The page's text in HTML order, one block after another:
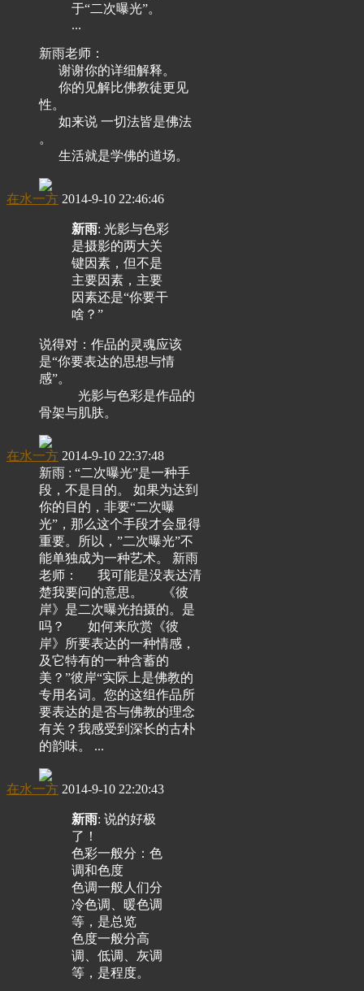
于“二次曝光”。
...
新雨老师：
谢谢你的详细解释。
你的见解比佛教徒更见
性。
如来说 一切法皆是佛法
。
生活就是学佛的道场。
在水一方 2014-9-10 22:46:46
新雨: 光影与色彩
是摄影的两大关
键因素，但不是
主要因素，主要
因素还是“你要干
啥？”
说得对：作品的灵魂应该
是“你要表达的思想与情
感”。
光影与色彩是作品的
骨架与肌肤。
在水一方 2014-9-10 22:37:48
新雨 : “二次曝光”是一种手
段，不是目的。 如果为达到
你的目的，非要“二次曝
光”，那么这个手段才会显得
重要。所以，”二次曝光”不
能单独成为一种艺术。 新雨
老师： 我可能是没表达清
楚我要问的意思。 《彼
岸》是二次曝光拍摄的。是
吗？ 如何来欣赏《彼
岸》所要表达的一种情感，
及它特有的一种含蓄的
美？”彼岸“实际上是佛教的
专用名词。您的这组作品所
要表达的是否与佛教的理念
有关？我感受到深长的古朴
的韵味。 ...
在水一方 2014-9-10 22:20:43
新雨: 说的好极
了！
色彩一般分：色
调和色度
色调一般人们分
冷色调、暖色调
等，是总览
色度一般分高
调、低调、灰调
等，是程度。